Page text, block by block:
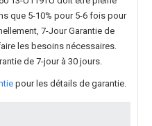
que 5-10% pour 5-6 fois pour
7-Jour Garantie de
les besoins nécessaires.
de 7-jour à 30 jours.
pour les détails de garantie.